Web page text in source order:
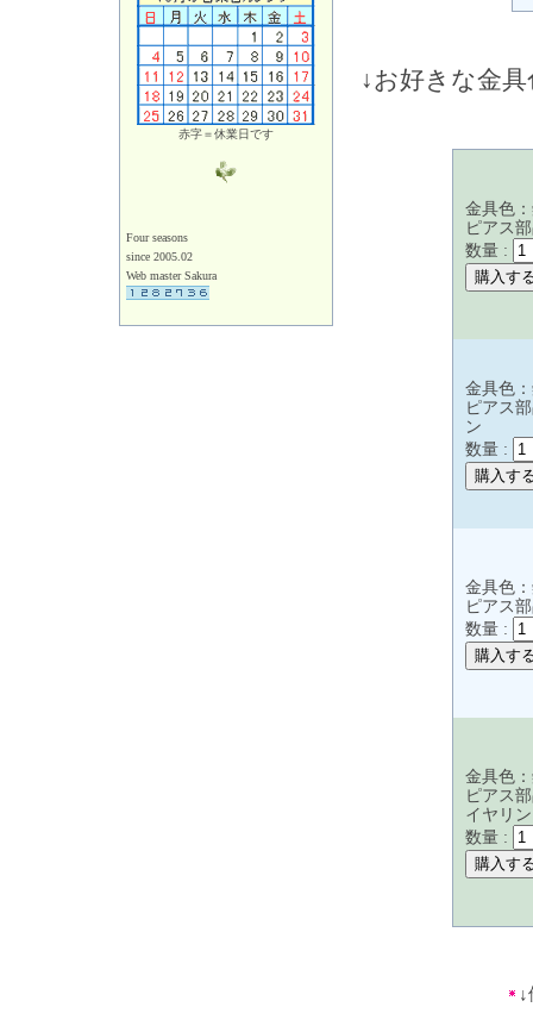
赤字＝休業日です
Four seasons
since 2005.02
Web master Sakura
↓お好きな金
金具色
ピアス
数量 :
金具色
ピアス
ン
数量 :
金具色
ピアス
数量 :
金具色
ピアス
イヤリ
数量 :